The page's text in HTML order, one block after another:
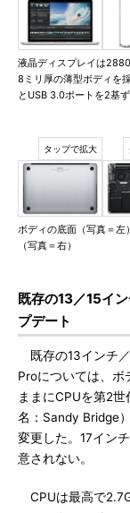
液晶ディスプレイは
8ミリ厚の薄型ボディを
とUSB 3.0ポートを2基
ボディの底面（写真＝左
（写真＝右）
既存の13／15イ
プデート
既存の13インチ
Proについては、ボ
ままにCPUを第2
名：Sandy Bridge
変更した。17イン
意されない。
CPUは最高で